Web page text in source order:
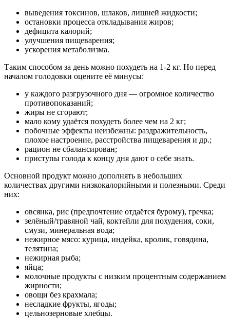
выведения токсинов, шлаков, лишней жидкости;
остановки процесса откладывания жиров;
дефицита калорий;
улучшения пищеварения;
ускорения метаболизма.
Таким способом за день можно похудеть на 1-2 кг. Но перед
началом голодовки оцените её минусы:
у каждого разгрузочного дня — огромное количество
противопоказаний;
жиры не сгорают;
мало кому удаётся похудеть более чем на 2 кг;
побочные эффекты неизбежны: раздражительность,
плохое настроение, расстройства пищеварения и др.;
рацион не сбалансирован;
приступы голода к концу дня дают о себе знать.
Основной продукт можно дополнять в небольших
количествах другими низкокалорийными и полезными. Среди
них:
овсянка, рис (предпочтение отдаётся бурому), гречка;
зелёный/травяной чай, коктейли для похудения, соки,
смузи, минеральная вода;
нежирное мясо: курица, индейка, кролик, говядина,
телятина;
нежирная рыба;
яйца;
молочные продукты с низким процентным содержанием
жирности;
овощи без крахмала;
несладкие фрукты, ягоды;
цельнозерновые хлебцы.